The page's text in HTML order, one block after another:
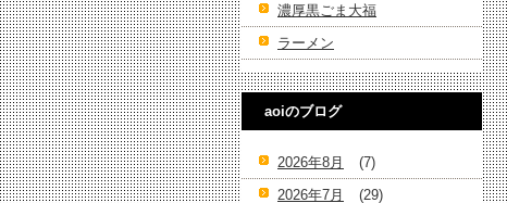
濃厚黒ごま大福
ラーメン
aoiのブログ
2026年8月
(7)
2026年7月
(29)